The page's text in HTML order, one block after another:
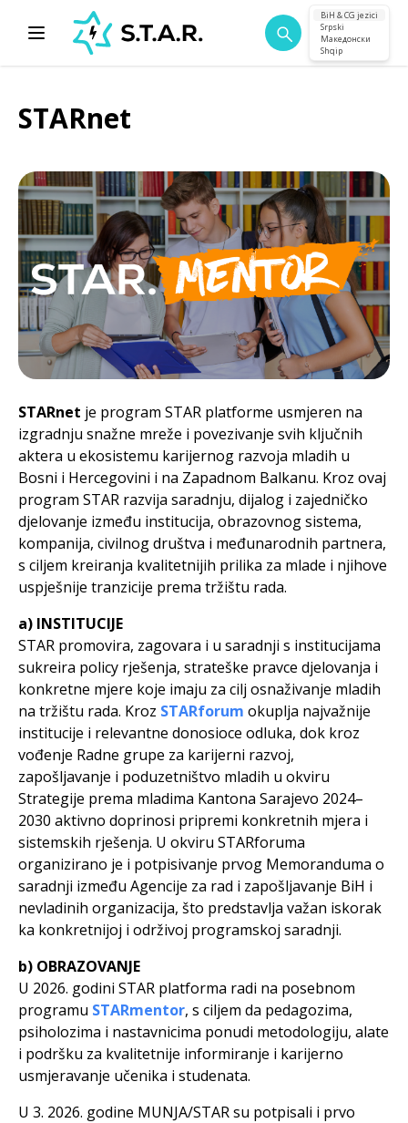
BiH & CG jezici
Srpski
Македонски
Shqip
STARnet
STARnet je program STAR platforme usmjeren na
izgradnju snažne mreže i povezivanje svih ključnih
aktera u ekosistemu karijernog razvoja mladih u
Bosni i Hercegovini i na Zapadnom Balkanu. Kroz ovaj
program STAR razvija saradnju, dijalog i zajedničko
djelovanje između institucija, obrazovnog sistema,
kompanija, civilnog društva i međunarodnih partnera,
s ciljem kreiranja kvalitetnijih prilika za mlade i njihove
uspješnije tranzicije prema tržištu rada.
a) INSTITUCIJE
STAR promovira, zagovara i u saradnji s institucijama
sukreira policy rješenja, strateške pravce djelovanja i
konkretne mjere koje imaju za cilj osnaživanje mladih
na tržištu rada. Kroz STARforum okuplja najvažnije
institucije i relevantne donosioce odluka, dok kroz
vođenje Radne grupe za karijerni razvoj,
zapošljavanje i poduzetništvo mladih u okviru
Strategije prema mladima Kantona Sarajevo 2024–
2030 aktivno doprinosi pripremi konkretnih mjera i
sistemskih rješenja. U okviru STARforuma
organizirano je i potpisivanje prvog Memoranduma o
saradnji između Agencije za rad i zapošljavanje BiH i
nevladinih organizacija, što predstavlja važan iskorak
ka konkretnijoj i održivoj programskoj saradnji.
b) OBRAZOVANJE
U 2026. godini STAR platforma radi na posebnom
programu STARmentor, s ciljem da pedagozima,
psiholozima i nastavnicima ponudi metodologiju, alate
i podršku za kvalitetnije informiranje i karijerno
usmjeravanje učenika i studenata.
U 3. 2026. godine MUNJA/STAR su potpisali i prvo